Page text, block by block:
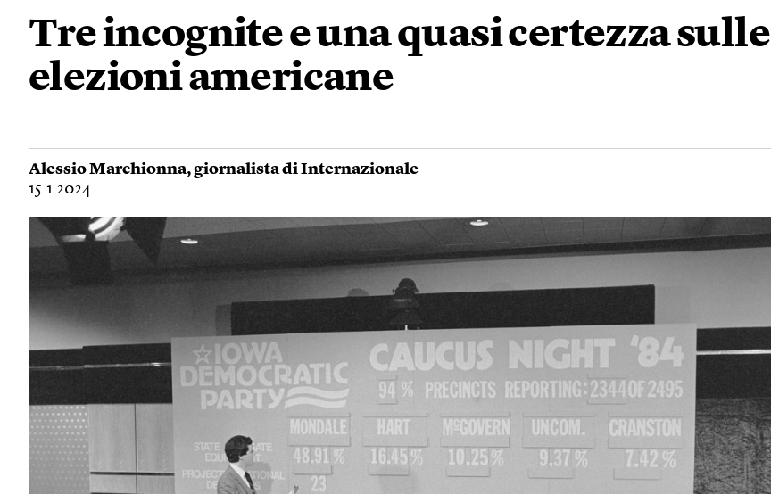
Tre incognite e una quasi certezza sulle
elezioni americane
Alessio Marchionna, giornalista di Internazionale
15.1.2024